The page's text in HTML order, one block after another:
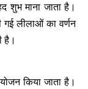
शुभ माना जाता है।
गई लीलाओं का वर्णन
है।
किया जाता है।